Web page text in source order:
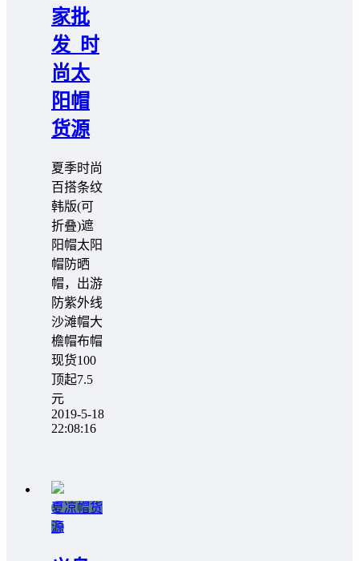
家批
发_时
尚太
阳帽
货源
夏季时尚
百搭条纹
韩版(可
折叠)遮
阳帽太阳
帽防晒
帽，出游
防紫外线
沙滩帽大
檐帽布帽
现货100
顶起7.5
元
2019-5-18
22:08:16
夏凉帽货
源